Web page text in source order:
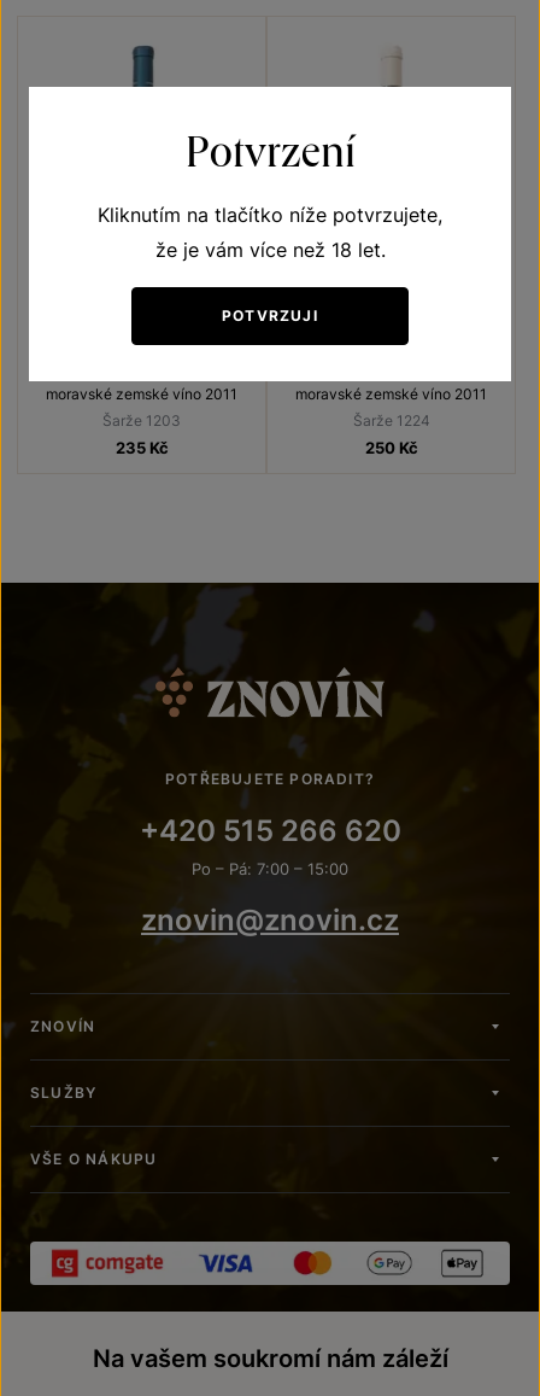
moravské zemské víno 2011
Šarže 1203
235 Kč
moravské zemské víno 2011
Šarže 1224
250 Kč
POTŘEBUJETE PORADIT?
+420 515 266 620
Po – Pá: 7:00 – 15:00
znovin@znovin.cz
ZNOVÍN
SLUŽBY
VŠE O NÁKUPU
Potvrzení
Kliknutím na tlačítko níže potvrzujete,
že je vám více než 18 let.
POTVRZUJI
Na vašem soukromí nám záleží